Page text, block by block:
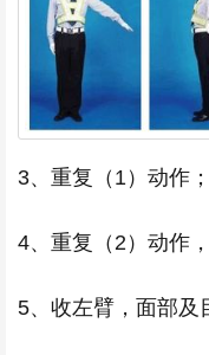
3、重复（1）动作；
4、重复（2）动作
5、收左臂，面部及